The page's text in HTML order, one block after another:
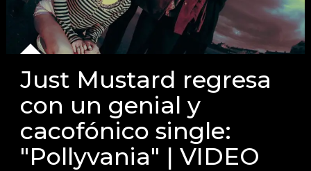
Just Mustard regresa
con un genial y
cacofónico single:
"Pollyvania" | VIDEO